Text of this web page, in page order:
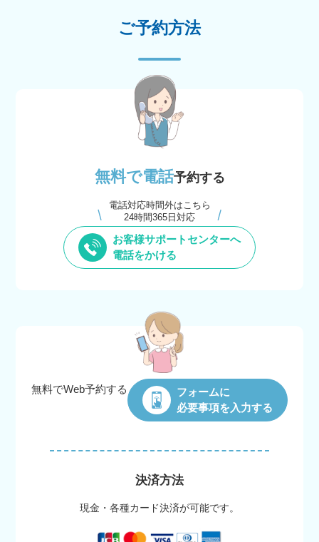
ご予約方法
無料で電話予約する
電話対応時間外はこちら
24時間365日対応
お客様サポートセンターへ
電話をかける
無料でWeb予約する
フォームに
必要事項を入力する
決済方法
現金・各種カード決済が可能です。